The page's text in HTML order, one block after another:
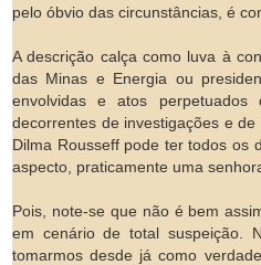
pelo óbvio das circunstâncias, é
A descrição calça como luva à
das Minas e Energia ou
envolvidas e atos perpetuados
decorrentes de investigações e
Dilma Rousseff pode ter todos os
aspecto, praticamente uma
Pois, note-se que não é bem
em cenário de total suspeição.
tomarmos desde já como